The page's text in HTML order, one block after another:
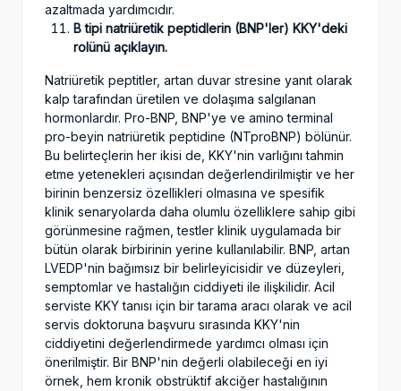
azaltmada yardımcıdır.
B tipi natriüretik peptidlerin (BNP'ler) KKY'deki
rolünü açıklayın.
Natriüretik peptitler, artan duvar stresine yanıt olarak
kalp tarafından üretilen ve dolaşıma salgılanan
hormonlardır. Pro-BNP, BNP'ye ve amino terminal
pro-beyin natriüretik peptidine (NTproBNP) bölünür.
Bu belirteçlerin her ikisi de, KKY'nin varlığını tahmin
etme yetenekleri açısından değerlendirilmiştir ve her
birinin benzersiz özellikleri olmasına ve spesifik
klinik senaryolarda daha olumlu özelliklere sahip gibi
görünmesine rağmen, testler klinik uygulamada bir
bütün olarak birbirinin yerine kullanılabilir. BNP, artan
LVEDP'nin bağımsız bir belirleyicisidir ve düzeyleri,
semptomlar ve hastalığın ciddiyeti ile ilişkilidir. Acil
serviste KKY tanısı için bir tarama aracı olarak ve acil
servis doktoruna başvuru sırasında KKY'nin
ciddiyetini değerlendirmede yardımcı olması için
önerilmiştir. Bir BNP'nin değerli olabileceği en iyi
örnek, hem kronik obstrüktif akciğer hastalığının